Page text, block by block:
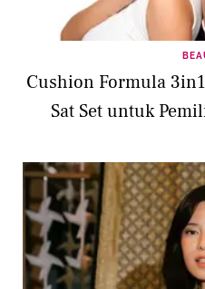
Cushion Formula
Sat Set untuk